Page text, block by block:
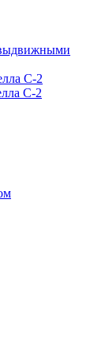
С-2
С-2